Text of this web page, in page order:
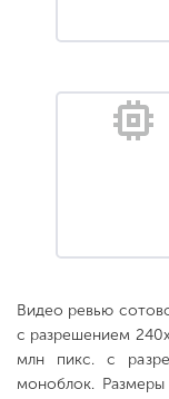
Видео ревью
с разрешением
млн пикс. с
моноблок.